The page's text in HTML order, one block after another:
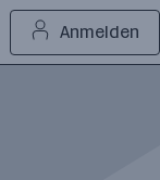
Anmelden